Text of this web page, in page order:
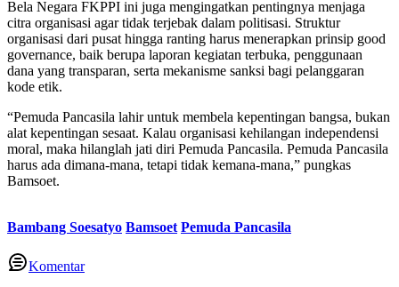
Bela Negara FKPPI ini juga mengingatkan pentingnya menjaga
citra organisasi agar tidak terjebak dalam politisasi. Struktur
organisasi dari pusat hingga ranting harus menerapkan prinsip good
governance, baik berupa laporan kegiatan terbuka, penggunaan
dana yang transparan, serta mekanisme sanksi bagi pelanggaran
kode etik.
“Pemuda Pancasila lahir untuk membela kepentingan bangsa, bukan
alat kepentingan sesaat. Kalau organisasi kehilangan independensi
moral, maka hilanglah jati diri Pemuda Pancasila. Pemuda Pancasila
harus ada dimana-mana, tetapi tidak kemana-mana,” pungkas
Bamsoet.
Bambang Soesatyo Bamsoet Pemuda Pancasila
Komentar